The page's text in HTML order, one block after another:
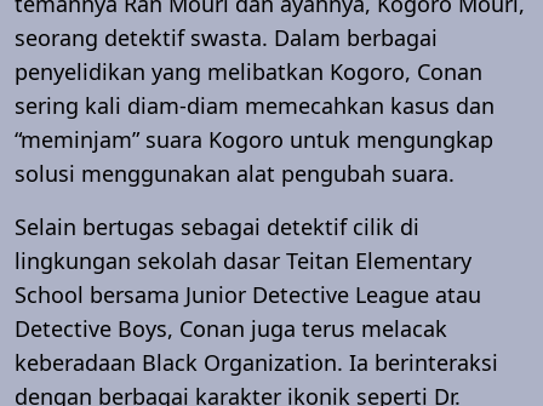
seorang detektif swasta. Dalam berbagai
penyelidikan yang melibatkan Kogoro, Conan
sering kali diam-diam memecahkan kasus dan
“meminjam” suara Kogoro untuk mengungkap
solusi menggunakan alat pengubah suara.
Selain bertugas sebagai detektif cilik di
lingkungan sekolah dasar Teitan Elementary
School bersama Junior Detective League atau
Detective Boys, Conan juga terus melacak
keberadaan Black Organization. Ia berinteraksi
dengan berbagai karakter ikonik seperti Dr.